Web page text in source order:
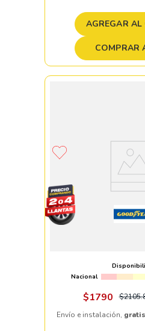
AGREGAR AL
COMPRAR
Nacional
$1790 $2105.
Envío e instalación,